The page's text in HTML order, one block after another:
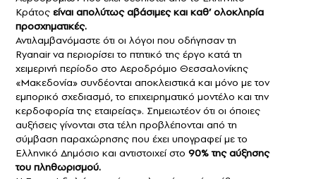
Κράτος είναι απολύτως αβάσιμες και καθ’ ολοκληρία
προσχηματικές.
Αντιλαμβανόμαστε ότι οι λόγοι που οδήγησαν τη
Ryanair να περιορίσει το πτητικό της έργο κατά τη
χειμερινή περίοδο στο Αεροδρόμιο Θεσσαλονίκης
«Μακεδονία» συνδέονται αποκλειστικά και μόνο με τον
εμπορικό σχεδιασμό, το επιχειρηματικό μοντέλο και την
κερδοφορία της εταιρείας». Σημειωτέον ότι οι όποιες
αυξήσεις γίνονται στα τέλη προβλέπονται από τη
σύμβαση παραχώρησης που έχει υπογραφεί με το
Ελληνικό Δημόσιο και αντιστοιχεί στο 90% της αύξησης
του πληθωρισμού.